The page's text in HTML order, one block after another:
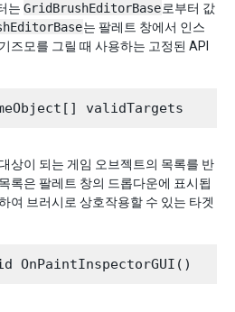
는 GridBrushEditorBase로부터 값
는 팔레트 창에서 인스
즈모를 그릴 때 사용하는 고정된 API
상이 되는 게임 오브젝트의 목록를 반
록은 팔레트 창의 드롭다운에 표시됩
여 브러시로 상호작용할 수 있는 타겟